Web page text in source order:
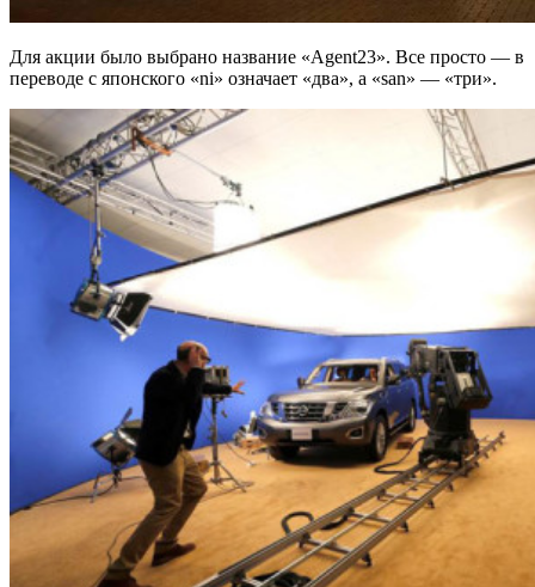
Для акции было выбрано название «Agent23». Все просто — в
переводе с японского «ni» означает «два», а «san» — «три».